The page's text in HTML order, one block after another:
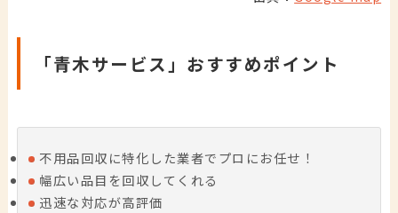
「青木サービス」おすすめポイント
不用品回収に特化した業者でプロにお任せ！
幅広い品目を回収してくれる
迅速な対応が高評価